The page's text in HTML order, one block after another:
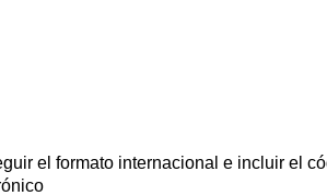
el formato internacional e incluir el